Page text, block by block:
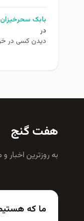
بابک سحرخیزان
در
دیدن کسی در
هفت گنج
به روزترين اخبار
ما که